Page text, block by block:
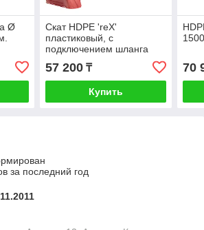
Ø
Скат HDPE 'reX'
пластиковый, с
подключением шланга
57 200₸
Купить
70
за последний год